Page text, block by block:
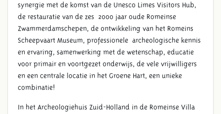
synergie met de komst van de Unesco Limes Visitors Hub,
de restauratie van de zes 2000 jaar oude Romeinse
Zwammerdamschepen, de ontwikkeling van het Romeins
Scheepvaart Museum, professionele archeologische kennis
en ervaring, samenwerking met de wetenschap, educatie
voor primair en voortgezet onderwijs, de vele vrijwilligers
en een centrale locatie in het Groene Hart, een unieke
combinatie!
In het Archeologiehuis Zuid-Holland in de Romeinse Villa